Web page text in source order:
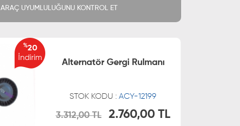
ARAÇ UYUMLULUĞUNU KONTROL ET
%20
İndirim
Alternatör Gergi Rulmanı
STOK KODU : ACY-12199
3.312,00 TL 2.760,00 TL